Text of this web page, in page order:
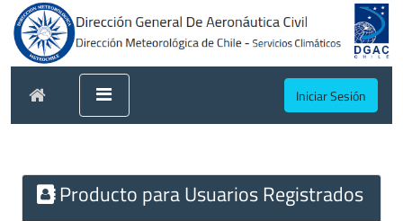
Iniciar Sesión
Producto para Usuarios Registrados